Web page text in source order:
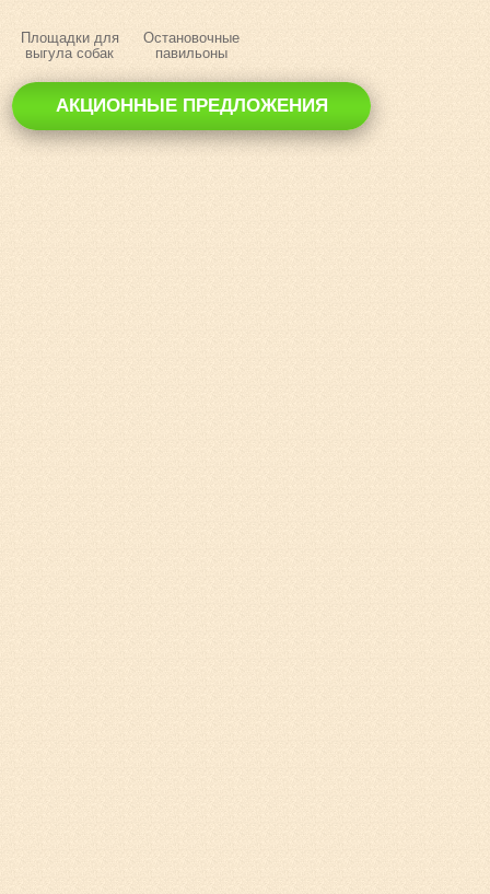
Площадки для
выгула собак
Остановочные
павильоны
АКЦИОННЫЕ ПРЕДЛОЖЕНИЯ